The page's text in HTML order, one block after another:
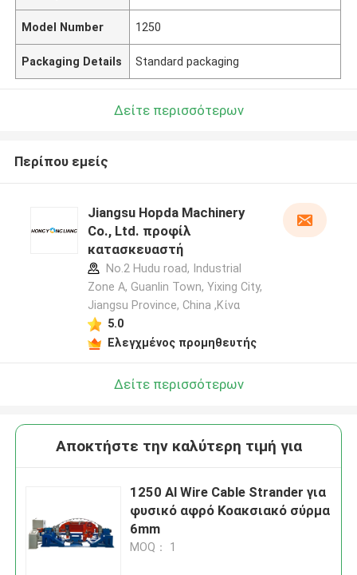
Model Number 1250
Packaging Details Standard packaging
Δείτε περισσότερων
Περίπου εμείς
Jiangsu Hopda Machinery
Co., Ltd. προφίλ
κατασκευαστή
No.2 Hudu road, Industrial
Zone A, Guanlin Town, Yixing City,
Jiangsu Province, China ,Κίνα
5.0
Ελεγχμένος προμηθευτής
Δείτε περισσότερων
Αποκτήστε την καλύτερη τιμή για
1250 Al Wire Cable Strander για
φυσικό αφρό Κοακσιακό σύρμα
6mm
MOQ： 1